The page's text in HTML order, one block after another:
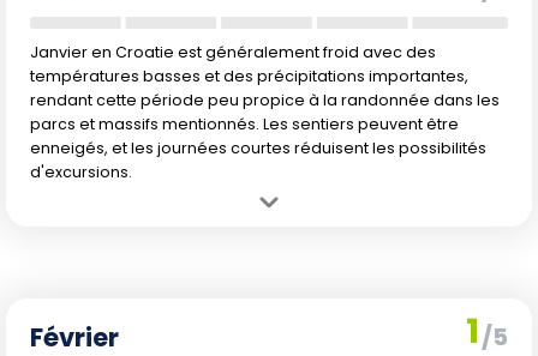
Janvier en Croatie est généralement froid avec des
températures basses et des précipitations importantes,
rendant cette période peu propice à la randonnée dans les
parcs et massifs mentionnés. Les sentiers peuvent être
enneigés, et les journées courtes réduisent les possibilités
d'excursions.
Février 1/5